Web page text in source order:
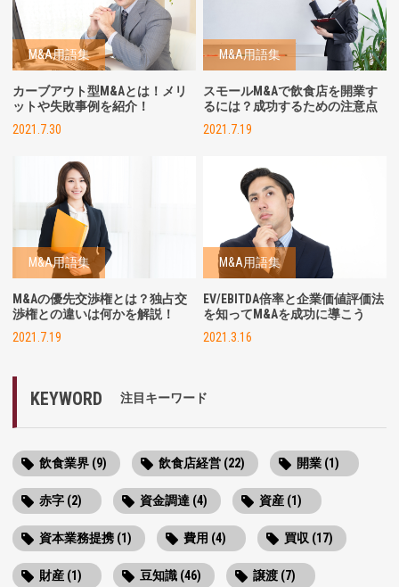
M&A用語集
カーブアウト型M&Aとは！メリ
ットや失敗事例を紹介！
2021.7.30
M&A用語集
スモールM&Aで飲食店を開業す
るには？成功するための注意点
2021.7.19
M&A用語集
M&Aの優先交渉権とは？独占交
渉権との違いは何かを解説！
2021.7.19
M&A用語集
EV/EBITDA倍率と企業価値評価法
を知ってM&Aを成功に導こう
2021.3.16
KEYWORD 注目キーワード
飲食業界 (9) 飲食店経営 (22) 開業 (1)
赤字 (2) 資金調達 (4) 資産 (1)
資本業務提携 (1) 費用 (4) 買収 (17)
財産 (1) 豆知識 (46) 譲渡 (7)